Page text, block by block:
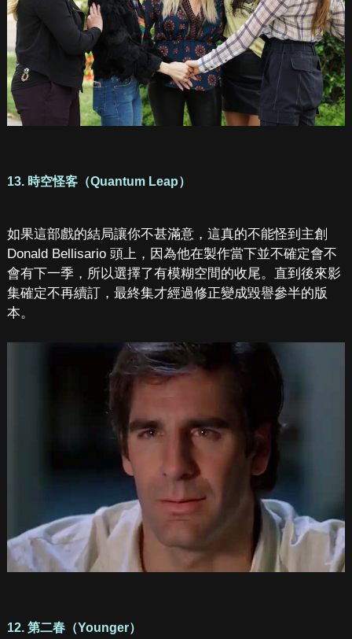
13. 時空怪客（Quantum Leap）
如果這部戲的結局讓你不甚滿意，這真的不能怪到主創
Donald Bellisario 頭上，因為他在製作當下並不確定會不
會有下一季，所以選擇了有模糊空間的收尾。直到後來影
集確定不再續訂，最終集才經過修正變成毀譽參半的版
本。
12. 第二春（Younger）